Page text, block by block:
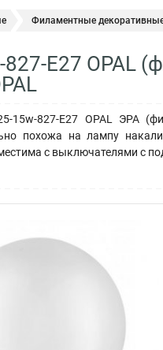
Филаментные
E27 OPAL
827-E27 OPAL ЭРА
похожа на лампу
с выключателями с